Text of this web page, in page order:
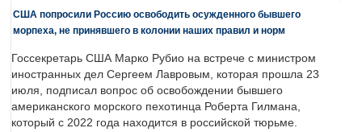
США попросили Россию освободить осужденного бывшего
морпеха, не принявшего в колонии наших правил и норм
Госсекретарь США Марко Рубио на встрече с министром
иностранных дел Сергеем Лавровым, которая прошла 23
июля, подписал вопрос об освобождении бывшего
американского морского пехотинца Роберта Гилмана,
который с 2022 года находится в российской тюрьме.